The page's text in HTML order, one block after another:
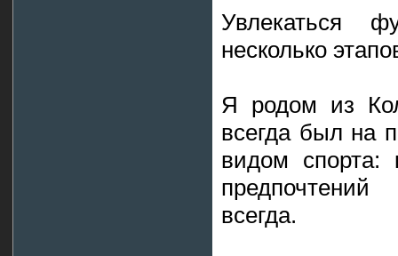
Увлекаться
несколько
Я родом из
всегда был на
видом спорта:
всегда.